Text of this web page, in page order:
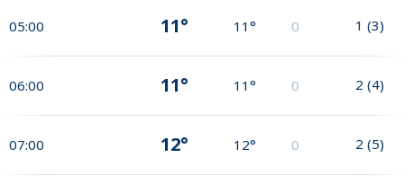
05:00 11° 11° 0 1 (3)
06:00 11° 11° 0 2 (4)
07:00 12° 12° 0 2 (5)